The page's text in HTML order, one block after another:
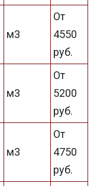
м3
От
4550
руб.
м3
От
5200
руб.
м3
От
4750
руб.